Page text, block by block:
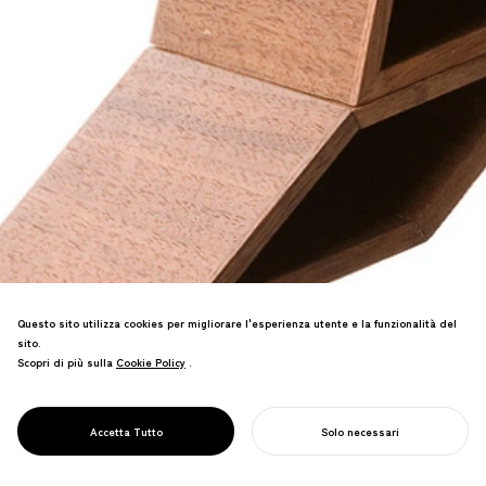
CONTENITORE
MAG
porta ordine alla scrivania attraverso
forze di attrazione e forme raffinate.
Questo sito utilizza cookies per migliorare l'esperienza utente e la funzionalità del
sito.
Scopri di più sulla Cookie Policy
Cookie Policy .
Accetta Tutto Solo necessari